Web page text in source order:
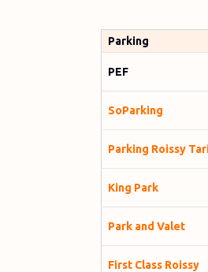
Parking
PEF
So­Parking
Parking Roissy
King Park
Park and Valet
First Class Roissy